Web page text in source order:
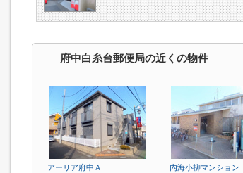
府中白糸台郵便局の近くの物件
アーリア府中Ａ
内海小柳マンション